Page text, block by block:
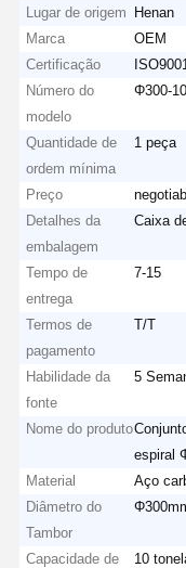
Lugar de origem
Henan
Marca
OEM
Certificação
Número do
modelo
Φ300-
Quantidade de
ordem mínima
1 peça
Preço
Detalhes da
embalagem
Caixa
Tempo de
entrega
7-15
Termos de
pagamento
T/T
Habilidade da
fonte
5
Nome do produto
espiral
Material
Aço
Diâmetro do
Tambor
Capacidade de
10